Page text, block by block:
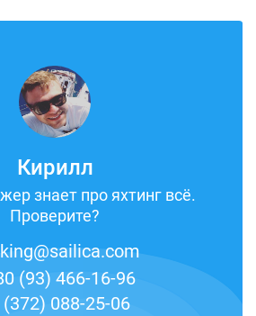
Кирилл
знает про яхтинг всё.
Проверите?
(93) 466-16-96
(372) 088-25-06